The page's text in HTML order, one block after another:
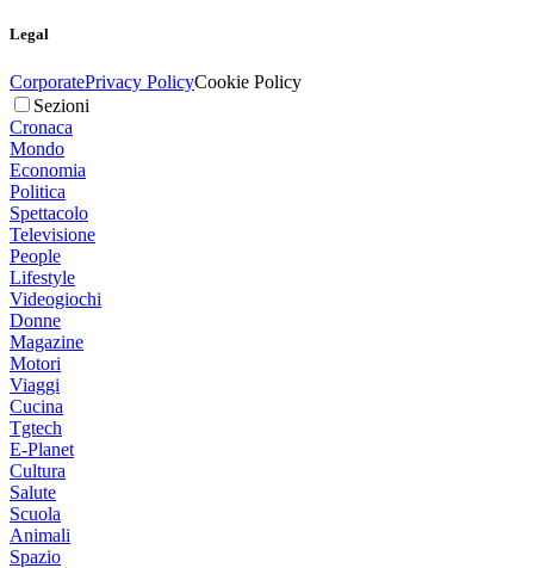
Legal
CorporatePrivacy PolicyCookie Policy
Sezioni
Cronaca
Mondo
Economia
Politica
Spettacolo
Televisione
People
Lifestyle
Videogiochi
Donne
Magazine
Motori
Viaggi
Cucina
Tgtech
E-Planet
Cultura
Salute
Scuola
Animali
Spazio